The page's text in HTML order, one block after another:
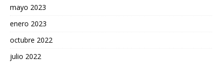
mayo 2023
enero 2023
octubre 2022
julio 2022